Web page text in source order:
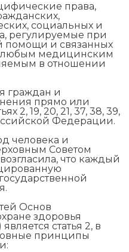
права,
социальных и
регулируемые при
помощи и связанных
любым медицинским
в отношении
граждан и
прямо или
2, 19, 20, 21, 37, 38, 39,
Федерации.
человека и
Советом
что каждый
Основ
здоровья
статья 2, в
принципы